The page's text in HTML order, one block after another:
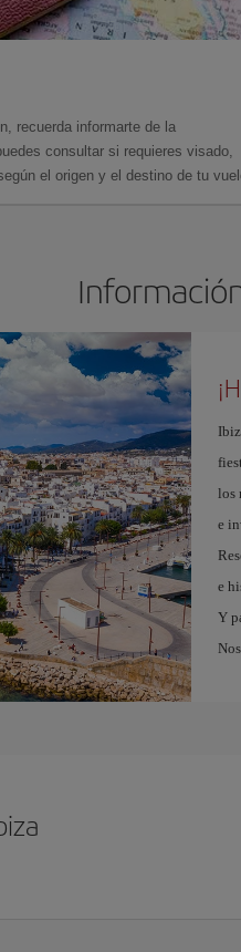
recuerda informarte de la
consultar si requieres visado,
el origen y el destino de tu
los
e
e
Y